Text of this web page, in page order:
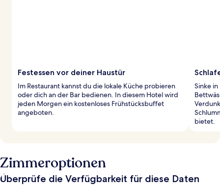
Festessen vor deiner Haustür
Im Restaurant kannst du die lokale Küche probieren
oder dich an der Bar bedienen. In diesem Hotel wird
jeden Morgen ein kostenloses Frühstücksbuffet
angeboten.
Sinke
bietet.
Zimmeroptionen
Überprüfe die Verfügbarkeit für diese Daten